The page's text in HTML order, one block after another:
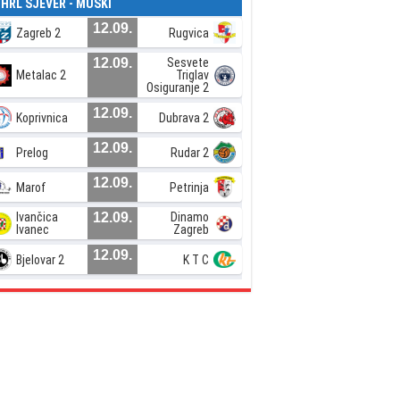
SJEVER - MUŠKI
Zagreb 2 12.09. Rugvica
Metalac 2
12.09.
Sesvete
Triglav
Osiguranje 2
Koprivnica 12.09. Dubrava 2
Prelog 12.09. Rudar 2
Marof 12.09. Petrinja
Ivančica
Ivanec
12.09.
Dinamo
Zagreb
Bjelovar 2 12.09. K T C